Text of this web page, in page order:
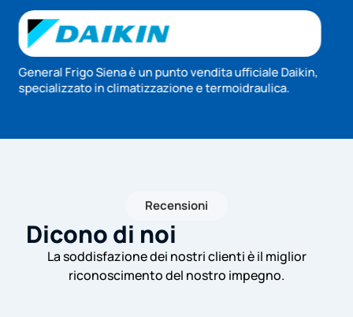
Recensioni
Dicono di noi
La soddisfazione dei nostri clienti è il miglior
riconoscimento del nostro impegno.